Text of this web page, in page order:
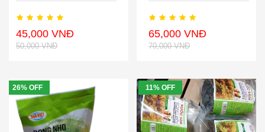
45,000 VNĐ
50,000 VNĐ
65,000 VNĐ
70,000 VNĐ
26% OFF 11% OFF